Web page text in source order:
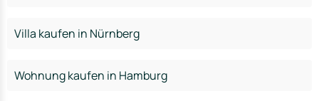
Villa kaufen in Nürnberg
Wohnung kaufen in Hamburg